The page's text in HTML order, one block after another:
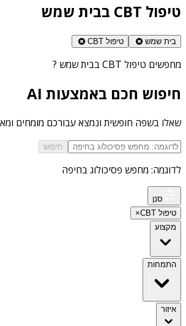
טיפול CBT בבית שמש
בית שמש טיפול CBT
מחפשים טיפול CBT בבית שמש ?
חיפוש חכם באמצעות AI
שאלו בשפה חופשית ונמצא עבורכם מומחים
חיפוש
לדוגמה: מחפש פסיכולוג בחיפה
סנן
טיפול CBT
×
מקצוע
התמחות
איזור